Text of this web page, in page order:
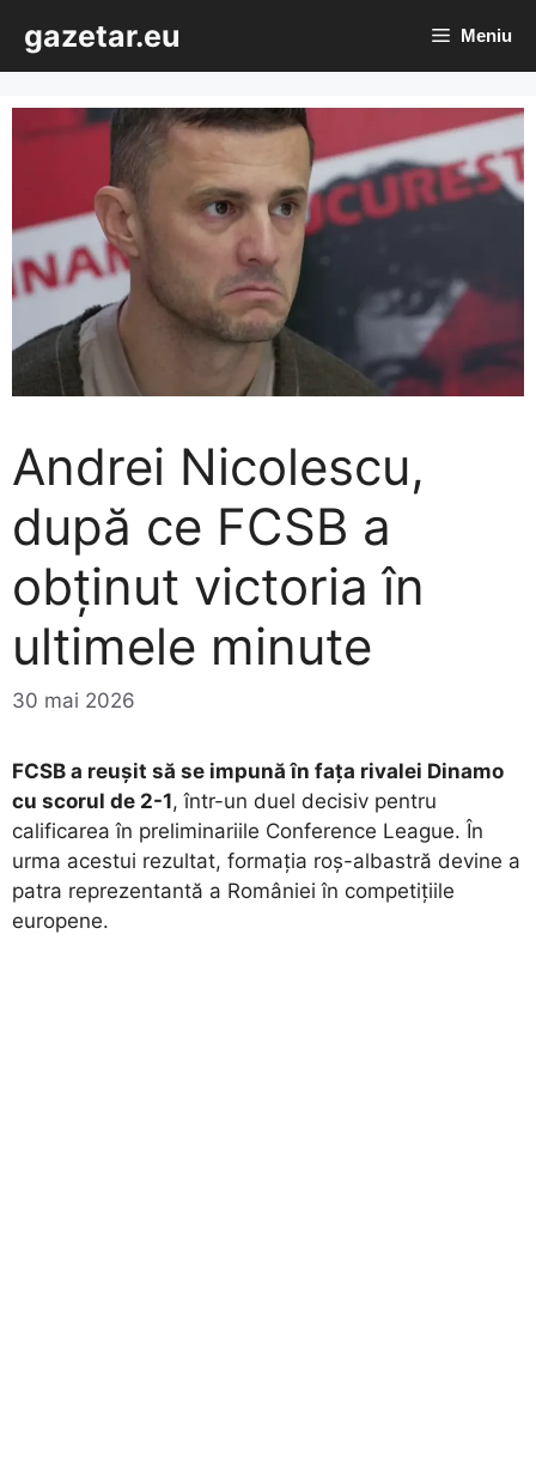
conținut
gazetar.eu Meniu
Andrei Nicolescu,
după ce FCSB a
obținut victoria în
ultimele minute
30 mai 2026
FCSB a reușit să se impună în fața rivalei Dinamo
cu scorul de 2-1, într-un duel decisiv pentru
calificarea în preliminariile Conference League. În
urma acestui rezultat, formația roș-albastră devine a
patra reprezentantă a României în competițiile
europene.